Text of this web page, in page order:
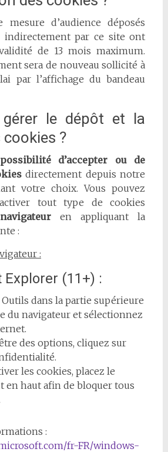
mesure d’audience déposés
indirectement par ce site ont
de 13 mois maximum.
sera de nouveau sollicité à
par l’affichage du bandeau
gérer le dépôt et la
cookies ?
possibilité d’accepter ou de
directement depuis notre
votre choix. Vous pouvez
tout type de cookies
navigateuren appliquant la
:
:
(11+) :
dans la partie supérieure
du navigateur et sélectionnez
des options, cliquez sur
les cookies, placez le
en haut afin de bloquer tous
:
fr-FR/windows-